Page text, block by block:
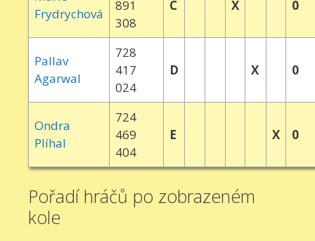
Frydrychová
891
308
C X 0
Pallav
Agarwal
728
417
024
D X 0
Ondra
Plíhal
724
469
404
E X 0
Pořadí hráčů po zobrazeném
kole